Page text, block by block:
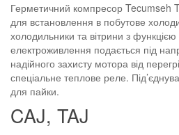
Герметичний компресор Tecumseh
для встановлення в побутове
холодильники та вітрини з
електроживлення подається під
надійного захисту мотора від
спеціальне теплове реле.
для пайки.
CAJ, TAJ